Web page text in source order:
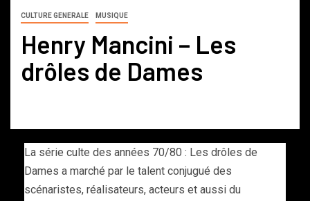
CULTURE GENERALE MUSIQUE
Henry Mancini – Les
drôles de Dames
La série culte des années 70/80 : Les drôles de
Dames a marché par le talent conjugué des
scénaristes, réalisateurs, acteurs et aussi du